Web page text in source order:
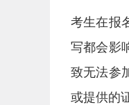
考生在报
写都会影
致无法参
或提供的